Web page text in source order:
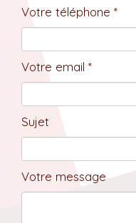
Votre téléphone *
Votre email *
Sujet
Votre message